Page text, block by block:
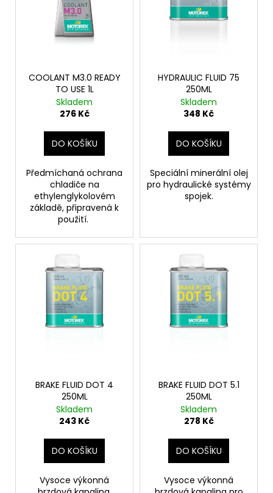
COOLANT M3.0 READY
TO USE 1L
Skladem
276 Kč
DO KOŠÍKU
Předmíchaná ochrana
chladiče na
ethylenglykolovém
základě, připravená k
použití.
HYDRAULIC FLUID 75
250ML
Skladem
348 Kč
DO KOŠÍKU
Speciální minerální olej
pro hydraulické systémy
spojek.
BRAKE FLUID DOT 4
250ML
Skladem
243 Kč
DO KOŠÍKU
Vysoce výkonná
BRAKE FLUID DOT 5.1
250ML
Skladem
278 Kč
DO KOŠÍKU
Vysoce výkonná